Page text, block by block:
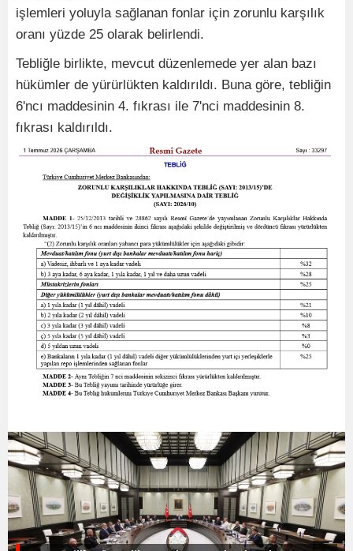
işlemleri yoluyla sağlanan fonlar için zorunlu karşılık
oranı yüzde 25 olarak belirlendi.
Tebliğle birlikte, mevcut düzenlemede yer alan bazı
hükümler de yürürlükten kaldırıldı. Buna göre, tebliğin
6'ncı maddesinin 4. fıkrası ile 7'nci maddesinin 8.
fıkrası kaldırıldı.